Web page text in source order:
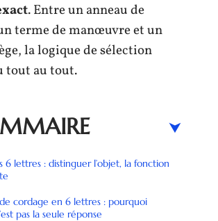
. Entre un anneau de
terme de manœuvre et un
la logique de sélection
tout au tout.
6 lettres : distinguer l’objet, la fonction
cordage en 6 lettres : pourquoi
pas la seule réponse